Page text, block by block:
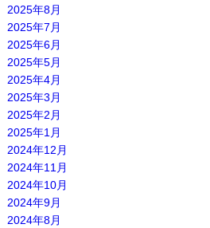
2025年8月
2025年7月
2025年6月
2025年5月
2025年4月
2025年3月
2025年2月
2025年1月
2024年12月
2024年11月
2024年10月
2024年9月
2024年8月